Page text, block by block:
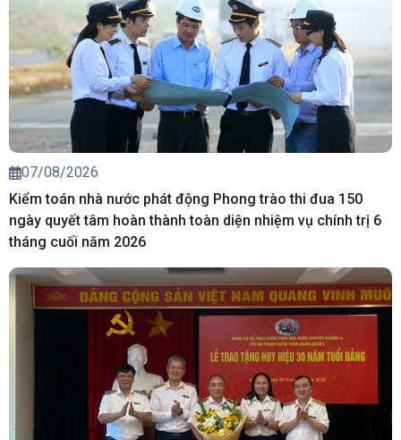
07/08/2026
Kiểm toán nhà nước phát động Phong trào thi đua 150
ngày quyết tâm hoàn thành toàn diện nhiệm vụ chính trị 6
tháng cuối năm 2026